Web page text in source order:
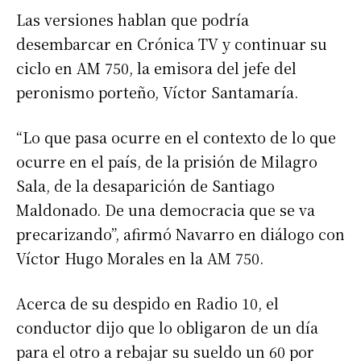
Las versiones hablan que podría
desembarcar en Crónica TV y continuar su
ciclo en AM 750, la emisora del jefe del
peronismo porteño, Víctor Santamaría.
“Lo que pasa ocurre en el contexto de lo que
ocurre en el país, de la prisión de Milagro
Sala, de la desaparición de Santiago
Maldonado. De una democracia que se va
precarizando”, afirmó Navarro en diálogo con
Víctor Hugo Morales en la AM 750.
Acerca de su despido en Radio 10, el
conductor dijo que lo obligaron de un día
para el otro a rebajar su sueldo un 60 por